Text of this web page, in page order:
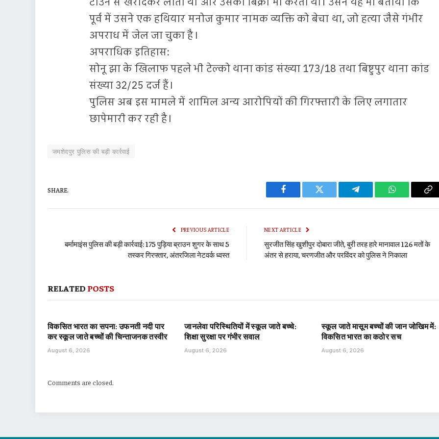
पूर्व में उसने एक हथियार मनोज कुमार नामक व्यक्ति को बेचा था, जो हत्या जैसे गंभीर
अपराध में जेल जा चुका है।
अपराधिक इतिहास:
सोनू झा के खिलाफ पहले भी टेल्को थाना कांड संख्या 173/18 तथा बिष्टुपुर थाना कांड
संख्या 32/25 दर्ज हैं।
पुलिस अब इस मामले में शामिल अन्य आरोपियों की गिरफ्तारी के लिए लगातार
छापेमारी कर रही है।
जमशेदपुर पुलिस की बड़ी कार्रवाई
SHARE.
Facebook Twitter Telegram WhatsApp
PREVIOUS ARTICLE
बर्मामाइंस पुलिस की बड़ी कार्रवाई: 175 पुड़िया ब्राउन शुगर के साथ 5
तस्कर गिरफ्तार, अंतरजिला नेटवर्क ध्वस्त
NEXT ARTICLE
सुरजीत सिंह खुशीपुर दोबारा जीते, बुरी तरह हारे मानावाल 126 मतों के
अंतर से हराया, चरणजीत और परविंदर को पुलिस ने निकाला
RELATED POSTS
विकसित भारत का सपना: उफनती नदी पार
कर स्कूल जाते बच्चों की चिन्ताजनक तस्वीर
August 6, 2026
जानलेवा परिस्थितियों में स्कूल जाते बच्चे:
शिक्षा सुरक्षा पर गंभीर सवाल
August 6, 2026
स्कूल जाते मासूम बच्चों की जान जोखिम में:
विकसित भारत का कठोर सच
August 6, 2026
Comments are closed.